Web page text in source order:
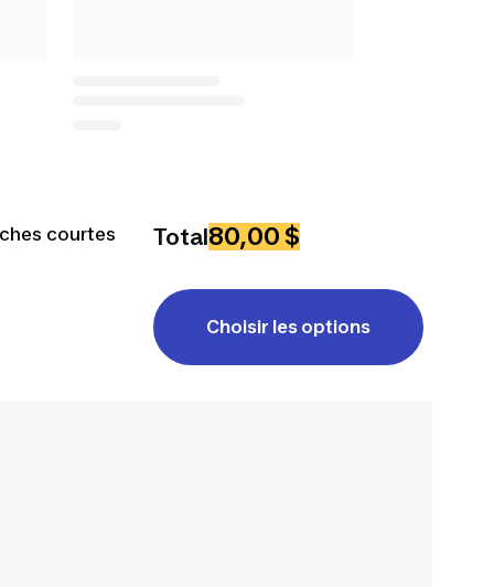
courtes
Total80,00 $
Choisir les options